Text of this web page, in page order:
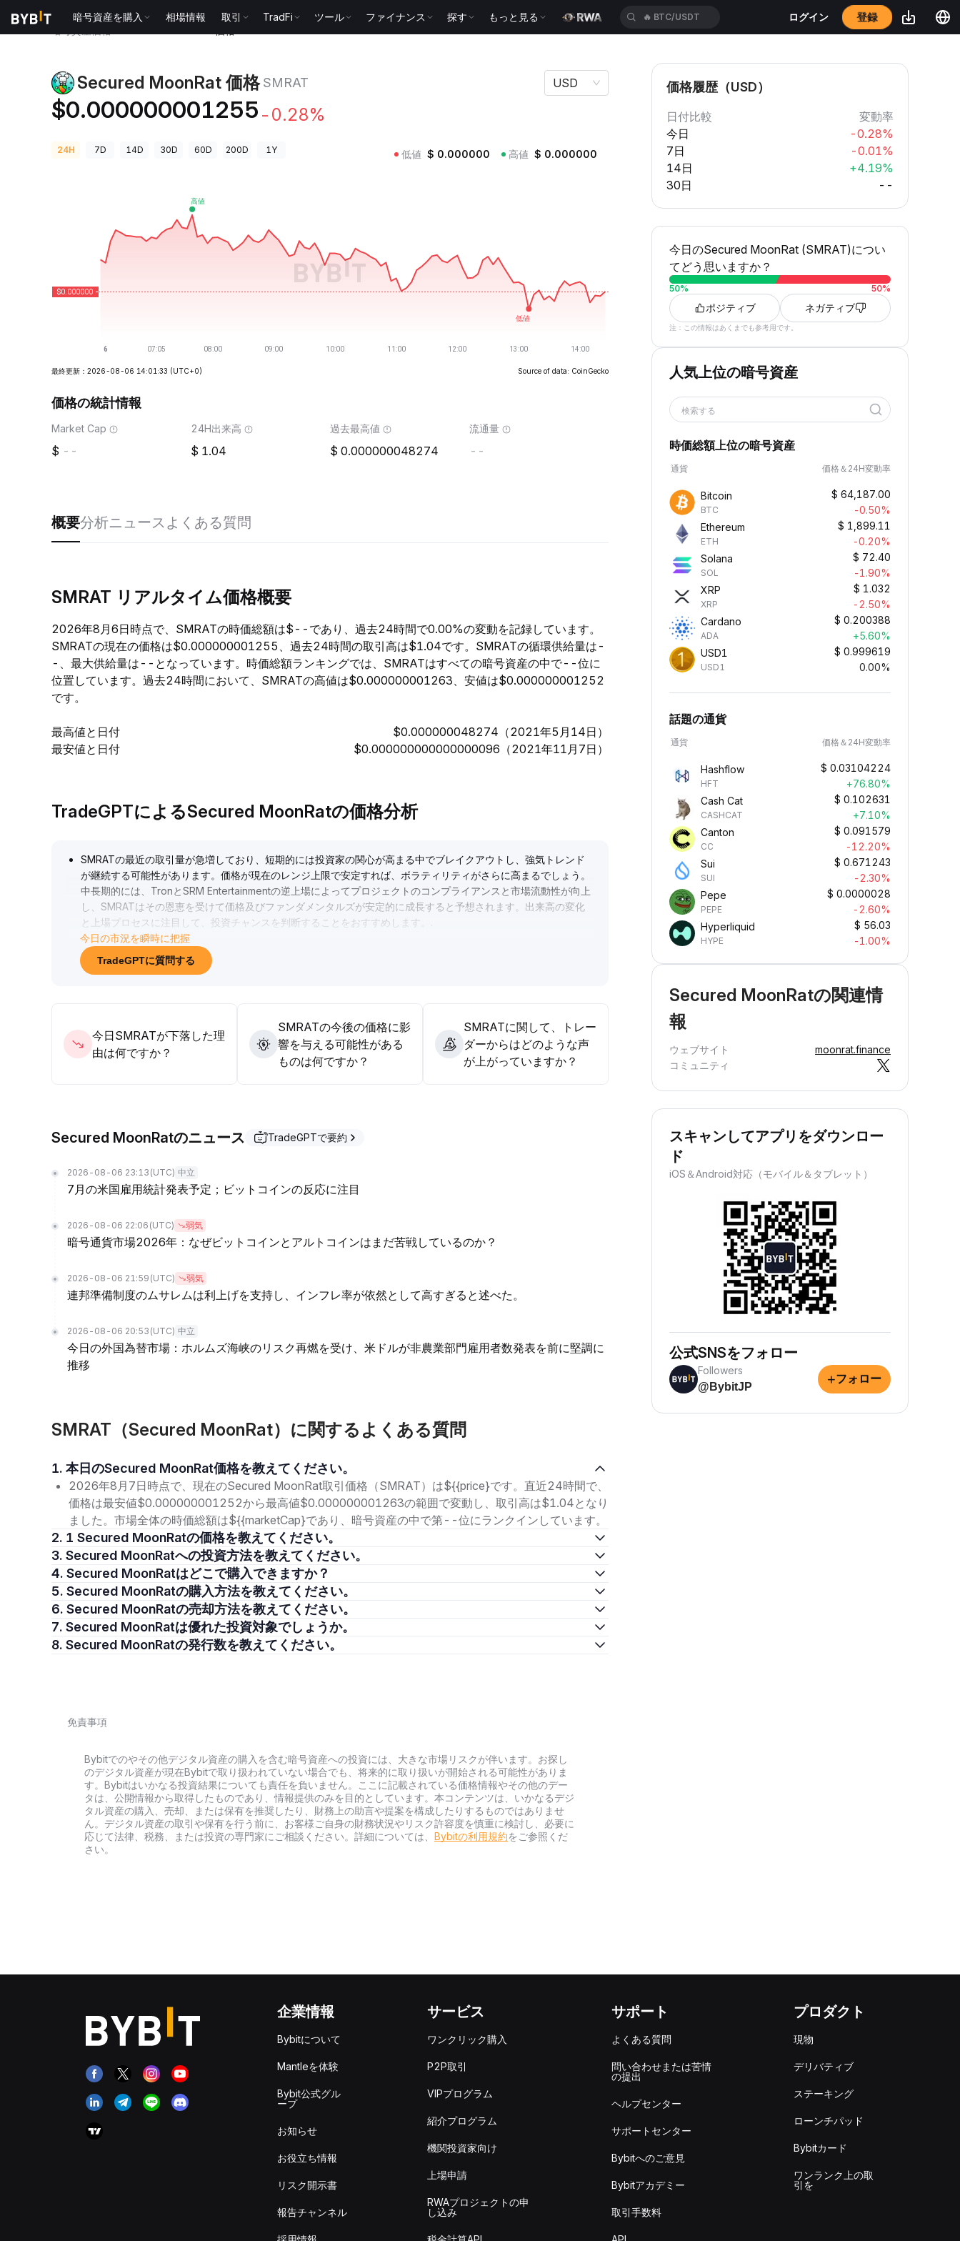
暗号資産を購入 相場情報 取引 TradFi ツール ファイナンス 探す もっと見る 🔥 XAUT/USDT ログイン 登録
Secured MoonRat 価格 SMRAT
$0.000000001255 -0.28%
USD
24H 7D 14D 30D 60D 200D 1Y 低値 $ 0.000000 高値 $ 0.000000
最終更新：2026-08-06 14:01:33 (UTC+0) Source of data: CoinGecko
価格の統計情報
Market Cap
--
24H出来高
1.04
過去最高値
0.000000048274
流通量
--
概要分析ニュースよくある質問
SMRAT リアルタイム価格概要
2026年8月6日時点で、SMRATの時価総額は$--であり、過去24時間で0.00%の変動を記録しています。
SMRATの現在の価格は$0.000000001255、過去24時間の取引高は$1.04です。SMRATの循環供給量は-
-、最大供給量は--となっています。時価総額ランキングでは、SMRATはすべての暗号資産の中で--位に
位置しています。過去24時間において、SMRATの高値は$0.000000001263、安値は$0.000000001252
です。
最高値と日付
$0.000000048274（2021年5月14日）
最安値と日付
$0.000000000000000096（2021年11月7日）
TradeGPTによるSecured MoonRatの価格分析
SMRATの最近の取引量が急増しており、短期的には投資家の関心が高まる中でブレイクアウトし、強気トレンド
が継続する可能性があります。価格が現在のレンジ上限で安定すれば、ボラティリティがさらに高まるでしょう。
中長期的には、TronとSRM Entertainmentの逆上場によってプロジェクトのコンプライアンスと市場流動性が向上
し、SMRATはその恩恵を受けて価格及びファンダメンタルズが安定的に成長すると予想されます。出来高の変化
と上場プロセスに注目して、投資チャンスを判断することをおすすめします。
今日の市況を瞬時に把握
TradeGPTに質問する
今日SMRATが下落した理
由は何ですか？
SMRATの今後の価格に影
響を与える可能性がある
ものは何ですか？
SMRATに関して、トレー
ダーからはどのような声
が上がっていますか？
Secured MoonRatのニュース TradeGPTで要約
2026-08-06 23:13 (UTC) 中立
7月の米国雇用統計発表予定；ビットコインの反応に注目
2026-08-06 22:06 (UTC) 弱気
暗号通貨市場2026年：なぜビットコインとアルトコインはまだ苦戦しているのか？
2026-08-06 21:59 (UTC) 弱気
連邦準備制度のムサレムは利上げを支持し、インフレ率が依然として高すぎると述べた。
2026-08-06 20:53 (UTC) 中立
今日の外国為替市場：ホルムズ海峡のリスク再燃を受け、米ドルが非農業部門雇用者数発表を前に堅調に
推移
SMRAT（Secured MoonRat）に関するよくある質問
1. 本日のSecured MoonRat価格を教えてください。
2026年8月7日時点で、現在のSecured MoonRat取引価格（SMRAT）は${{price}です。直近24時間で、
価格は最安値$0.000000001252から最高値$0.000000001263の範囲で変動し、取引高は$1.04となり
ました。市場全体の時価総額は${{marketCap}であり、暗号資産の中で第--位にランクインしています。
2. 1 Secured MoonRatの価格を教えてください。
3. Secured MoonRatへの投資方法を教えてください。
4. Secured MoonRatはどこで購入できますか？
5. Secured MoonRatの購入方法を教えてください。
6. Secured MoonRatの売却方法を教えてください。
7. Secured MoonRatは優れた投資対象でしょうか。
8. Secured MoonRatの発行数を教えてください。
免責事項
Bybitでのやその他デジタル資産の購入を含む暗号資産への投資には、大きな市場リスクが伴います。お探し
のデジタル資産が現在Bybitで取り扱われていない場合でも、将来的に取り扱いが開始される可能性がありま
す。Bybitはいかなる投資結果についても責任を負いません。ここに記載されている価格情報やその他のデー
タは、公開情報から取得したものであり、情報提供のみを目的としています。本コンテンツは、いかなるデジ
タル資産の購入、売却、または保有を推奨したり、財務上の助言や提案を構成したりするものではありませ
ん。デジタル資産の取引や保有を行う前に、お客様ご自身の財務状況やリスク許容度を慎重に検討し、必要に
応じて法律、税務、または投資の専門家にご相談ください。詳細については、 Bybitの利用規約をご参照くだ
さい。
価格履歴（USD）
日付比較
変動率
今日
-0.28%
7日
-0.01%
14日
+4.19%
30日
--
今日のSecured MoonRat (SMRAT)につい
てどう思いますか？
50% 50%
ポジティブ ネガティブ
注：この情報はあくまでも参考用です。
人気上位の暗号資産
検索する
時価総額上位の暗号資産
通貨 価格＆24H変動率
Bitcoin
BTC
$ 64,187.00
-0.50%
Ethereum
ETH
$ 1,899.11
-0.20%
Solana
SOL
$ 72.40
-1.90%
XRP
XRP
$ 1.032
-2.50%
Cardano
ADA
$ 0.200388
+5.60%
USD1
USD1
$ 0.999619
0.00%
話題の通貨
通貨 価格＆24H変動率
Hashflow
HFT
$ 0.03104224
+76.80%
Cash Cat
CASHCAT
$ 0.102631
+7.10%
Canton
CC
$ 0.091579
-12.20%
Sui
SUI
$ 0.671243
-2.30%
Pepe
PEPE
$ 0.0000028
-2.60%
Hyperliquid
HYPE
$ 56.03
-1.00%
Secured MoonRatの関連情
報
ウェブサイト
moonrat.finance
コミュニティ
スキャンしてアプリをダウンロー
ド
iOS＆Android対応（モバイル＆タブレット）
公式SNSをフォロー
Followers
@BybitJP
+フォロー
企業情報
Bybitについて
Mantleを体験
Bybit公式グル
ープ
お知らせ
お役立ち情報
リスク開示書
報告チャンネル
サービス
ワンクリック購入
P2P取引
VIPプログラム
紹介プログラム
機関投資家向け
上場申請
RWAプロジェクトの申
し込み
サポート
よくある質問
問い合わせまたは苦情
の提出
ヘルプセンター
サポートセンター
Bybitへのご意見
Bybitアカデミー
取引手数料
プロダクト
現物
デリバティブ
ステーキング
ローンチパッド
Bybitカード
ワンランク上の取
引を